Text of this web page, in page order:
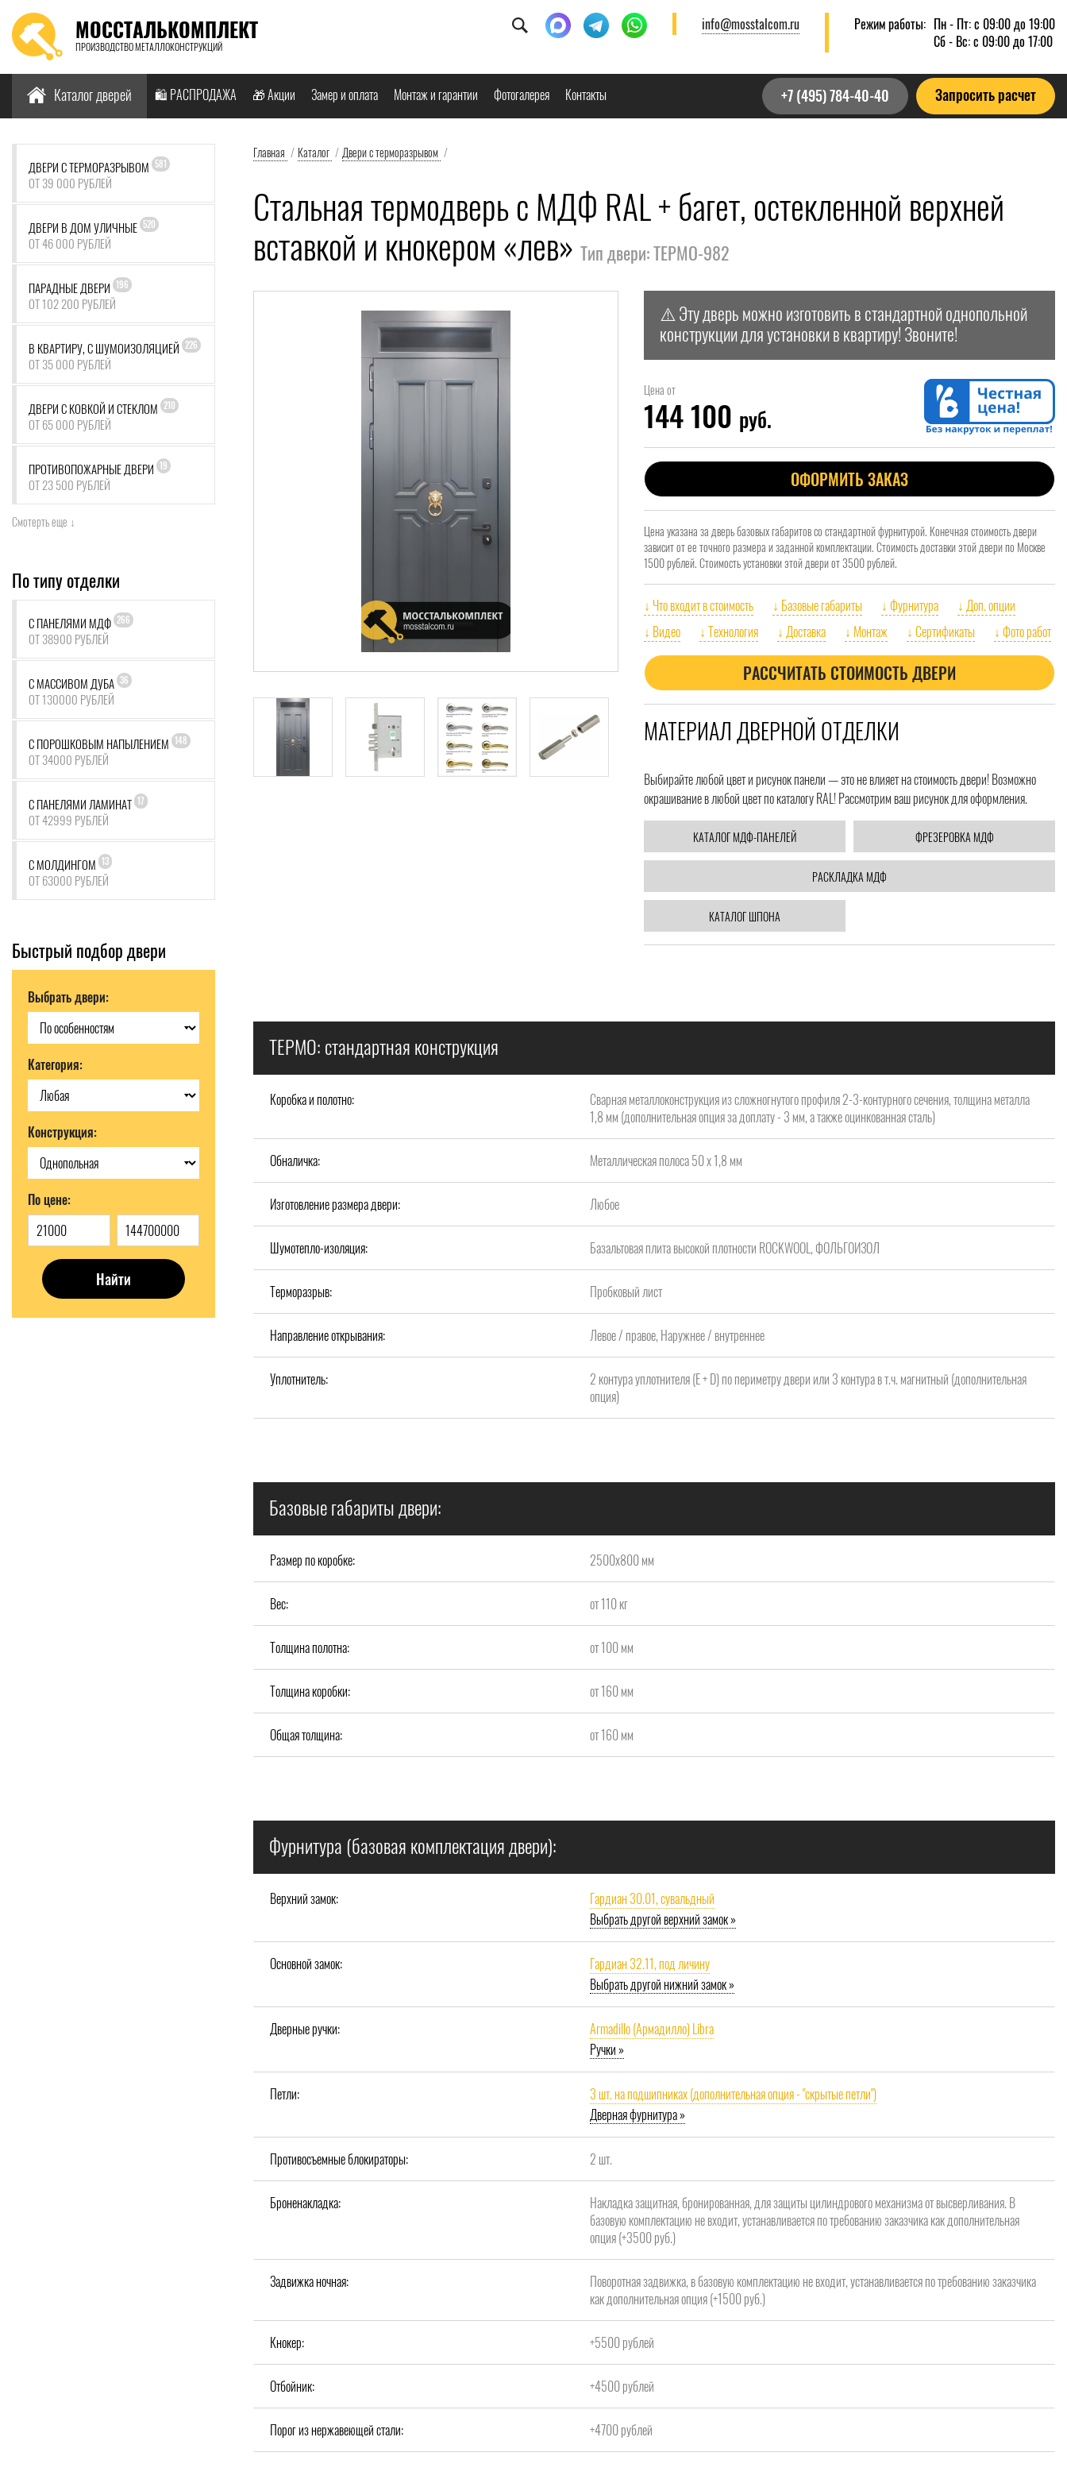
МОССТАЛЬКОМПЛЕКТ
ПРОИЗВОДСТВО МЕТАЛЛОКОНСТРУКЦИЙ
info@mosstalcom.ru Режим работы: Пн - Пт: с 09:00 до 19:00
Сб - Вс: с 09:00 до 17:00
Каталог дверей 🛍️ РАСПРОДАЖА 🎁 Акции Замер и оплата Монтаж и гарантии Фотогалерея Контакты +7 (495) 784-40-40 Запросить расчет
ДВЕРИ С ТЕРМОРАЗРЫВОМ 581
ОТ 39 000 РУБЛЕЙ
ДВЕРИ В ДОМ УЛИЧНЫЕ 520
ОТ 46 000 РУБЛЕЙ
ПАРАДНЫЕ ДВЕРИ 196
ОТ 102 200 РУБЛЕЙ
В КВАРТИРУ, С ШУМОИЗОЛЯЦИЕЙ 226
ОТ 35 000 РУБЛЕЙ
ДВЕРИ С КОВКОЙ И СТЕКЛОМ 210
ОТ 65 000 РУБЛЕЙ
ПРОТИВОПОЖАРНЫЕ ДВЕРИ 19
ОТ 23 500 РУБЛЕЙ
Смотерть еще ↓
По типу отделки
С ПАНЕЛЯМИ МДФ 266
ОТ 38900 РУБЛЕЙ
С МАССИВОМ ДУБА 36
ОТ 130000 РУБЛЕЙ
С ПОРОШКОВЫМ НАПЫЛЕНИЕМ 148
ОТ 34000 РУБЛЕЙ
С ПАНЕЛЯМИ ЛАМИНАТ 17
ОТ 42999 РУБЛЕЙ
С МОЛДИНГОМ 13
ОТ 63000 РУБЛЕЙ
Быстрый подбор двери
Выбрать двери:
Категория:
Конструкция:
По цене:
Найти
Главная / Каталог / Двери с терморазрывом /
Стальная термодверь с МДФ RAL + багет, остекленной верхней
вставкой и кнокером «лев» Тип двери: ТЕРМО-982
⚠️ Эту дверь можно изготовить в стандартной однопольной
конструкции для установки в квартиру! Звоните!
Цена от
144 100 руб.
ОФОРМИТЬ ЗАКАЗ
Цена указана за дверь базовых габаритов со стандартной фурнитурой. Конечная стоимость двери
зависит от ее точного размера и заданной комплектации. Стоимость доставки этой двери по Москве
1500 рублей. Стоимость установки этой двери от 3500 рублей.
↓ Что входит в стоимость ↓ Базовые габариты ↓ Фурнитура
↓ Доп. опции
↓ Видео
↓ Технология ↓ Доставка ↓ Монтаж ↓ Сертификаты ↓ Фото работ
РАССЧИТАТЬ СТОИМОСТЬ ДВЕРИ
МАТЕРИАЛ ДВЕРНОЙ ОТДЕЛКИ
Выбирайте любой цвет и рисунок панели — это не влияет на стоимость двери! Возможно
окрашивание в любой цвет по каталогу RAL! Рассмотрим ваш рисунок для оформления.
КАТАЛОГ МДФ-ПАНЕЛЕЙ ФРЕЗЕРОВКА МДФ
РАСКЛАДКА МДФ
КАТАЛОГ ШПОНА
ТЕРМО: стандартная конструкция
Коробка и полотно:
Сварная металлоконструкция из сложногнутого профиля 2-3-контурного сечения, толщина металла
1,8 мм (дополнительная опция за доплату - 3 мм, а также оцинкованная сталь)
Обналичка: Металлическая полоса 50 х 1,8 мм
Изготовление размера двери: Любое
Шумотепло-изоляция: Базальтовая плита высокой плотности ROCKWOOL, ФОЛЬГОИЗОЛ
Терморазрыв: Пробковый лист
Направление открывания: Левое / правое, Наружнее / внутреннее
Уплотнитель:
2 контура уплотнителя (Е + D) по периметру двери или 3 контура в т.ч. магнитный (дополнительная
опция)
Базовые габариты двери:
Размер по коробке: 2500х800 мм
Вес: от 110 кг
Толщина полотна: от 100 мм
Толщина коробки: от 160 мм
Общая толщина: от 160 мм
Фурнитура (базовая комплектация двери):
Верхний замок:
Гардиан 30.01, сувальдный
Выбрать другой верхний замок »
Основной замок:
Гардиан 32.11, под личину
Выбрать другой нижний замок »
Дверные ручки:
Armadillo (Армадилло) Libra
Ручки »
Петли:
3 шт. на подшипниках (дополнительная опция - "скрытые петли")
Дверная фурнитура »
Противосъемные блокираторы: 2 шт.
Броненакладка:
Накладка защитная, бронированная, для защиты цилиндрового механизма от высверливания. В
базовую комплектацию не входит, устанавливается по требованию заказчика как дополнительная
опция (+3500 руб.)
Задвижка ночная:
Поворотная задвижка, в базовую комплектацию не входит, устанавливается по требованию заказчика
как дополнительная опция (+1500 руб.)
Кнокер: +5500 рублей
Отбойник: +4500 рублей
Порог из нержавеющей стали: +4700 рублей